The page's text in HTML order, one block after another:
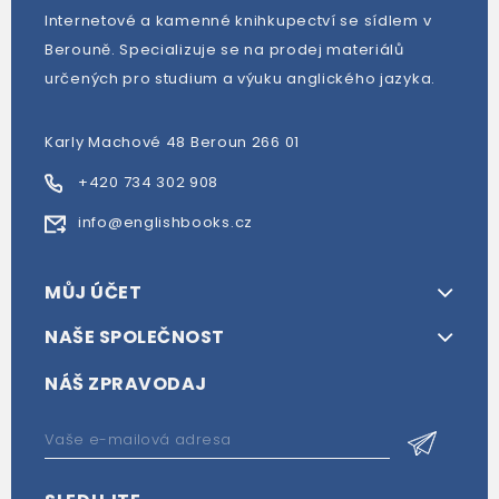
Internetové a kamenné knihkupectví se sídlem v
Berouně. Specializuje se na prodej materiálů
určených pro studium a výuku anglického jazyka.
Karly Machové 48 Beroun 266 01
+420 734 302 908
info@englishbooks.cz
MŮJ ÚČET
NAŠE SPOLEČNOST
NÁŠ ZPRAVODAJ